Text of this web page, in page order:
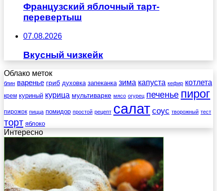
Французский яблочный тарт-
перевертыш
07.08.2026
Вкусный чизкейк
Облако меток
блин варенье гриб духовка запеканка зима капуста кефир котлета
крем куриный курица мультиварке мясо огурец печенье пирог
пирожок пицца помидор простой рецепт салат соус творожный тест
торт яблоко
Интересно